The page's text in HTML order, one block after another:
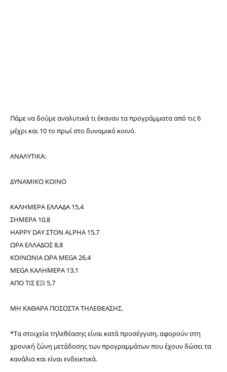
Πάμε να δούμε αναλυτικά τι έκαναν τα προγράμματα από τις 6
μέχρι και 10 το πρωί στο δυναμικό κοινό.
ΑΝΑΛΥΤΙΚΑ:
ΔΥΝΑΜΙΚΟ ΚΟΙΝΟ
ΚΑΛΗΜΕΡΑ ΕΛΛΑΔΑ 15,4
ΣΗΜΕΡΑ 10,8
HAPPY DAY ΣΤΟΝ ALPHA 15,7
ΩΡΑ ΕΛΛΑΔΟΣ 8,8
ΚΟΙΝΩΝΙΑ ΩΡΑ MEGA 26,4
MEGA ΚΑΛΗΜΕΡΑ 13,1
ΑΠΟ ΤΙΣ ΕΞΙ 5,7
ΜΗ ΚΑΘΑΡΑ ΠΟΣΟΣΤΑ ΤΗΛΕΘΕΑΣΗΣ.
*Τα στοιχεία τηλεθέασης είναι κατά προσέγγιση, αφορούν στη
χρονική ζώνη μετάδοσης των προγραμμάτων που έχουν δώσει τα
κανάλια και είναι ενδεικτικά.